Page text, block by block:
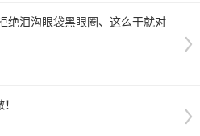
绝泪沟眼袋黑眼圈、这么干就对